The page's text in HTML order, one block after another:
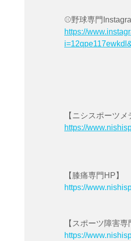
⚾️野球専門
https://
【ニシスポーツメ
https://
【膝痛専門HP】
https://
【スポーツ障害専
https://